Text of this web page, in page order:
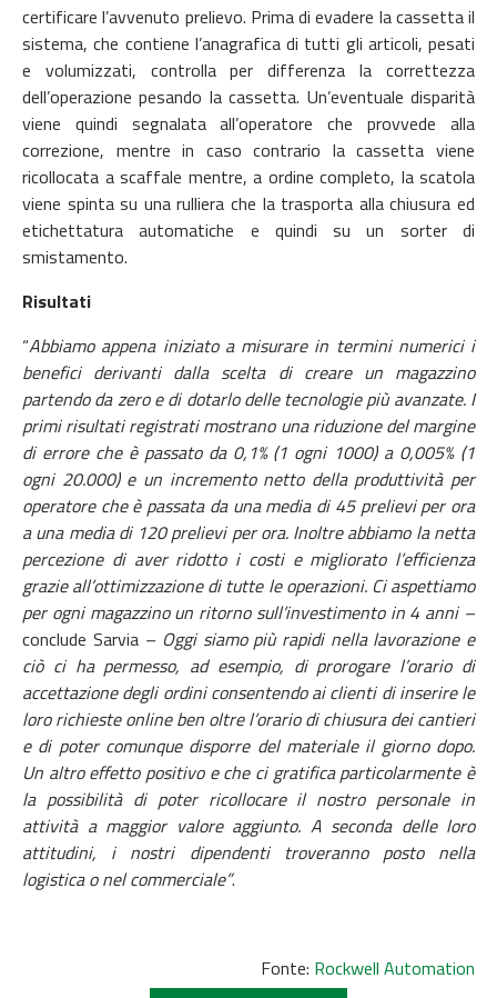
certificare l’avvenuto prelievo. Prima di evadere la cassetta il
sistema, che contiene l’anagrafica di tutti gli articoli, pesati
e volumizzati, controlla per differenza la correttezza
dell’operazione pesando la cassetta. Un’eventuale disparità
viene quindi segnalata all’operatore che provvede alla
correzione, mentre in caso contrario la cassetta viene
ricollocata a scaffale mentre, a ordine completo, la scatola
viene spinta su una rulliera che la trasporta alla chiusura ed
etichettatura automatiche e quindi su un sorter di
smistamento.
Risultati
“Abbiamo appena iniziato a misurare in termini numerici i
benefici derivanti dalla scelta di creare un magazzino
partendo da zero e di dotarlo delle tecnologie più avanzate. I
primi risultati registrati mostrano una riduzione del margine
di errore che è passato da 0,1% (1 ogni 1000) a 0,005% (1
ogni 20.000) e un incremento netto della produttività per
operatore che è passata da una media di 45 prelievi per ora
a una media di 120 prelievi per ora. Inoltre abbiamo la netta
percezione di aver ridotto i costi e migliorato l’efficienza
grazie all’ottimizzazione di tutte le operazioni. Ci aspettiamo
per ogni magazzino un ritorno sull’investimento in 4 anni –
conclude Sarvia– Oggi siamo più rapidi nella lavorazione e
ciò ci ha permesso, ad esempio, di prorogare l’orario di
accettazione degli ordini consentendo ai clienti di inserire le
loro richieste online ben oltre l’orario di chiusura dei cantieri
e di poter comunque disporre del materiale il giorno dopo.
Un altro effetto positivo e che ci gratifica particolarmente è
la possibilità di poter ricollocare il nostro personale in
attività a maggior valore aggiunto. A seconda delle loro
attitudini, i nostri dipendenti troveranno posto nella
logistica o nel commerciale”.
Fonte: Rockwell Automation